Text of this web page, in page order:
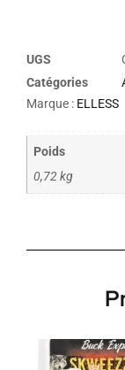
UGS
Catégories
Marque : ELLESS
Poids
0,72 kg